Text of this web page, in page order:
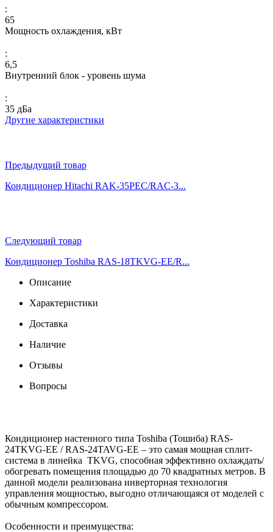
:
65
Мощность охлаждения, кВт
:
6,5
Внутренний блок - уровень шума
:
35 дБа
Другие характеристики
Предыдущий товар
Кондиционер Hitachi RAK-35PEC/RAC-3...
Следующий товар
Кондиционер Toshiba RAS-18TKVG-EE/R...
Описание
Характеристики
Доставка
Наличие
Отзывы
Вопросы
Кондиционер настенного типа Toshiba (Тошиба) RAS-
24TKVG-EE / RAS-24TAVG-EE – это самая мощная сплит-
система в линейка TKVG, способная эффективно охлаждать/
обогревать помещения площадью до 70 квадратных метров. В
данной модели реализована инверторная технология
управления мощностью, выгодно отличающаяся от моделей с
обычным компрессором.
Особенности и преимущества: